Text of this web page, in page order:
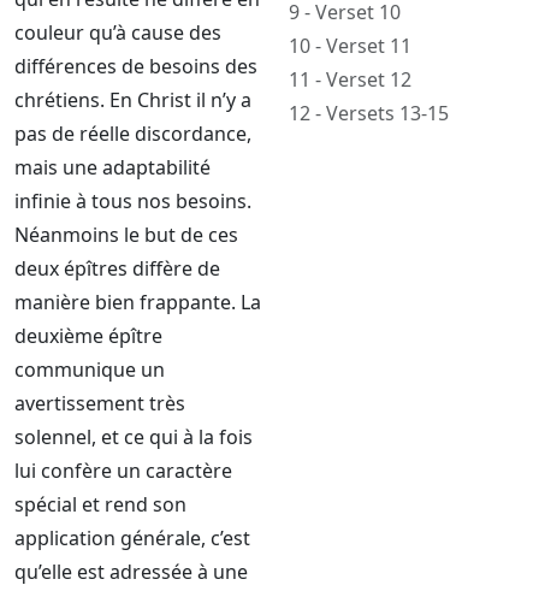
couleur qu’à cause des
différences de besoins des
chrétiens. En Christ il n’y a
pas de réelle discordance,
mais une adaptabilité
infinie à tous nos besoins.
Néanmoins le but de ces
deux épîtres diffère de
manière bien frappante. La
deuxième épître
communique un
avertissement très
solennel, et ce qui à la fois
lui confère un caractère
spécial et rend son
application générale, c’est
qu’elle est adressée à une
9 - Verset 10
10 - Verset 11
11 - Verset 12
12 - Versets 13-15